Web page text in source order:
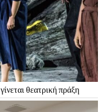
θεατρική πράξη